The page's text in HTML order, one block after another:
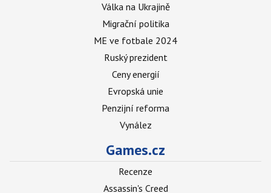
Válka na Ukrajině
Migrační politika
ME ve fotbale 2024
Ruský prezident
Ceny energií
Evropská unie
Penzijní reforma
Vynález
Games.cz
Recenze
Assassin's Creed